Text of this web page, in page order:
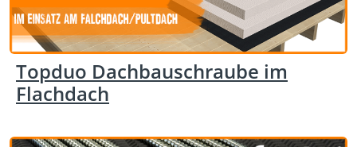
Topduo Dachbauschraube im
Flachdach